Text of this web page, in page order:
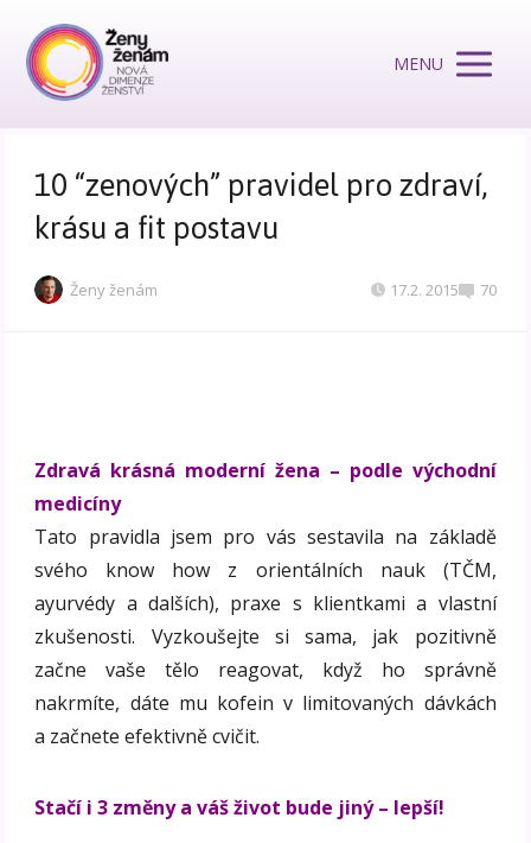
MENU
10 “zenových” pravidel pro zdraví,
krásu a fit postavu
Ženy ženám 17.2. 2015 70
Zdravá krásná moderní žena – podle východní
medicíny
Tato pravidla jsem pro vás sestavila na základě
svého know how z orientálních nauk (TČM,
ayurvédy a dalších), praxe s klientkami a vlastní
zkušenosti. Vyzkoušejte si sama, jak pozitivně
začne vaše tělo reagovat, když ho správně
nakrmíte, dáte mu kofein v limitovaných dávkách
a začnete efektivně cvičit.
Stačí i 3 změny a váš život bude jiný – lepší!